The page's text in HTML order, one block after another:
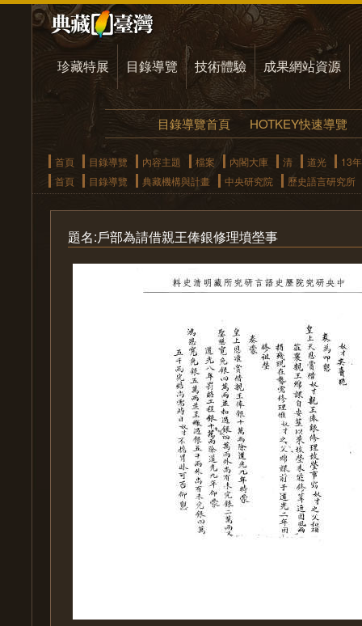
珍藏特展 目錄導覽 技術體驗 成果網站資源
目錄導覽首頁 HOTKEY快速導覽
首頁 目錄導覽 內容主題 檔案 內閣大庫 清 道光
13年
首頁
目錄導覽 典藏機構與計畫 中央研究院 歷史語言研究所
題名:戶部為請借親王俸銀修理墳塋事